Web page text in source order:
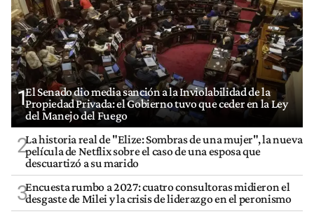
1El Senado dio media sanción a la Inviolabilidad de la
Propiedad Privada: el Gobierno tuvo que ceder en la Ley
del Manejo del Fuego
2La historia real de "Elize: Sombras de una mujer", la nueva
película de Netflix sobre el caso de una esposa que
descuartizó a su marido
3Encuesta rumbo a 2027: cuatro consultoras midieron el
desgaste de Milei y la crisis de liderazgo en el peronismo